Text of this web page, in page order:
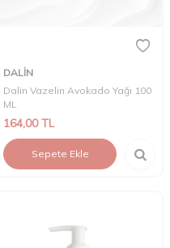
DALİN
Dalin Vazelin Avokado Yağı 100
ML
164,00TL
Sepete Ekle